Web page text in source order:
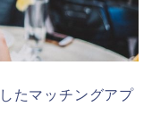
たマッチングアプ